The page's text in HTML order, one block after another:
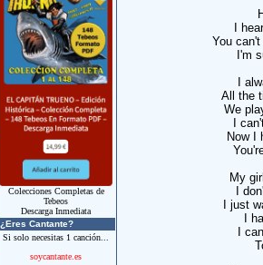
Colecciones Completas de
Tebeos
Descarga Inmediata
¿Eres Cantante?
Si solo necesitas 1 canción...
soycantante.es
I
You
I'm
I
All the
We
I
Now I
My
I
I just
I
I